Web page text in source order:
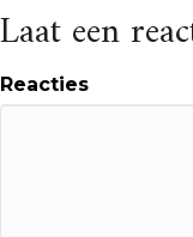
Laat een
Reacties